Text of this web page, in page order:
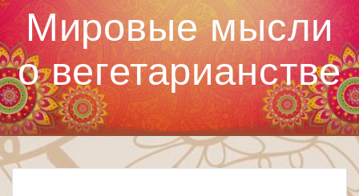
Мировые мысли
о вегетарианстве